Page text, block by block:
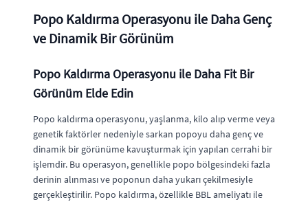
Popo Kaldırma Operasyonu ile Daha Genç
ve Dinamik Bir Görünüm
Popo Kaldırma Operasyonu ile Daha Fit Bir
Görünüm Elde Edin
Popo kaldırma operasyonu, yaşlanma, kilo alıp verme veya
genetik faktörler nedeniyle sarkan popoyu daha genç ve
dinamik bir görünüme kavuşturmak için yapılan cerrahi bir
işlemdir. Bu operasyon, genellikle popo bölgesindeki fazla
derinin alınması ve poponun daha yukarı çekilmesiyle
gerçekleştirilir. Popo kaldırma, özellikle BBL ameliyatı ile